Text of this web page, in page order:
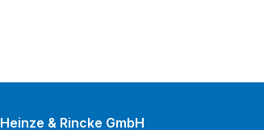
Heinze & Rincke GmbH